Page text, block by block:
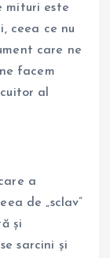
mituri este
ceea ce nu
care ne
facem
al
a
de „sclav”
și
sarcini și